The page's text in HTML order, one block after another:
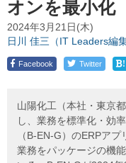
オンを最小化
2024年3月21日(木)
日川 佳三（IT Leaders編集
Facebook Twitter !
山陽化工（本社・東京
し、業務を標準化・効
（B-EN-G）のERPア
業務をパッケージの機